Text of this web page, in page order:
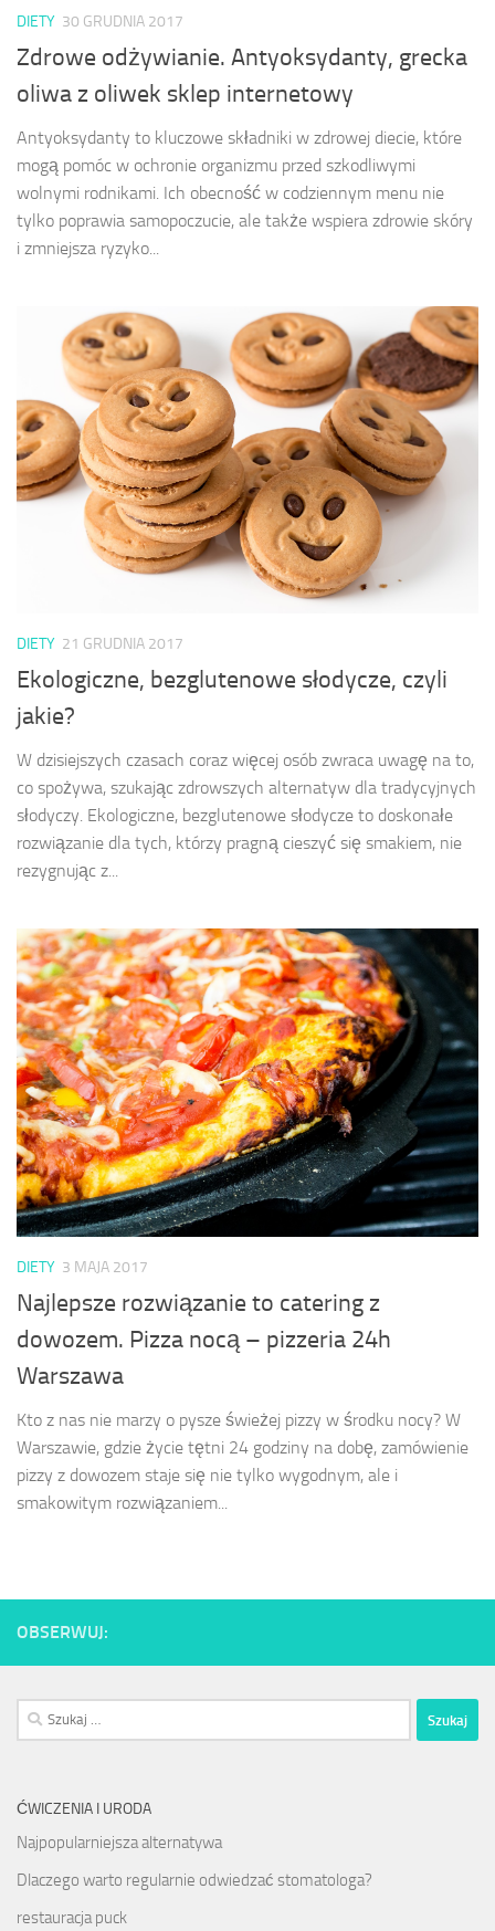
DIETY 30 GRUDNIA 2017
Zdrowe odżywianie. Antyoksydanty, grecka
oliwa z oliwek sklep internetowy
Antyoksydanty to kluczowe składniki w zdrowej diecie, które
mogą pomóc w ochronie organizmu przed szkodliwymi
wolnymi rodnikami. Ich obecność w codziennym menu nie
tylko poprawia samopoczucie, ale także wspiera zdrowie skóry
i zmniejsza ryzyko...
DIETY 21 GRUDNIA 2017
Ekologiczne, bezglutenowe słodycze, czyli
jakie?
W dzisiejszych czasach coraz więcej osób zwraca uwagę na to,
co spożywa, szukając zdrowszych alternatyw dla tradycyjnych
słodyczy. Ekologiczne, bezglutenowe słodycze to doskonałe
rozwiązanie dla tych, którzy pragną cieszyć się smakiem, nie
rezygnując z...
DIETY 3 MAJA 2017
Najlepsze rozwiązanie to catering z
dowozem. Pizza nocą – pizzeria 24h
Warszawa
Kto z nas nie marzy o pysze świeżej pizzy w środku nocy? W
Warszawie, gdzie życie tętni 24 godziny na dobę, zamówienie
pizzy z dowozem staje się nie tylko wygodnym, ale i
smakowitym rozwiązaniem...
OBSERWUJ:
Szukaj:
ĆWICZENIA I URODA
Najpopularniejsza alternatywa
Dlaczego warto regularnie odwiedzać stomatologa?
restauracja puck